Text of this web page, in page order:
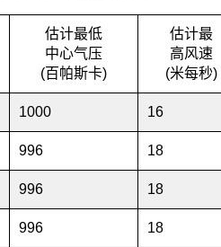
估计最低
中心气压
(百帕斯卡)
估计最
高风速
(米每秒)
1000 16
996 18
996 18
996 18